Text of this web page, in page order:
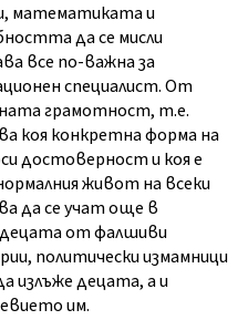
математиката и
да се мисли
все по-важна за
специалист. От
грамотност, т.е.
коя конкретна форма на
достоверност и коя е
живот на всеки
да се учат още в
децата от фалшиви
политически измамници
излъже децата, а и
им.